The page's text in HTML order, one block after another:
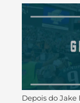
Depois do Jake